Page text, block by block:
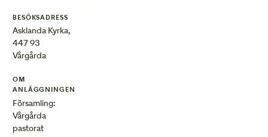
BESÖKSADRESS
Asklanda Kyrka,
447 93
Vårgårda
OM
ANLÄGGNINGEN
Församling:
Vårgårda
pastorat